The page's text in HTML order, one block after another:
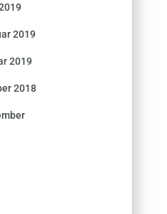
2019
2019
2018